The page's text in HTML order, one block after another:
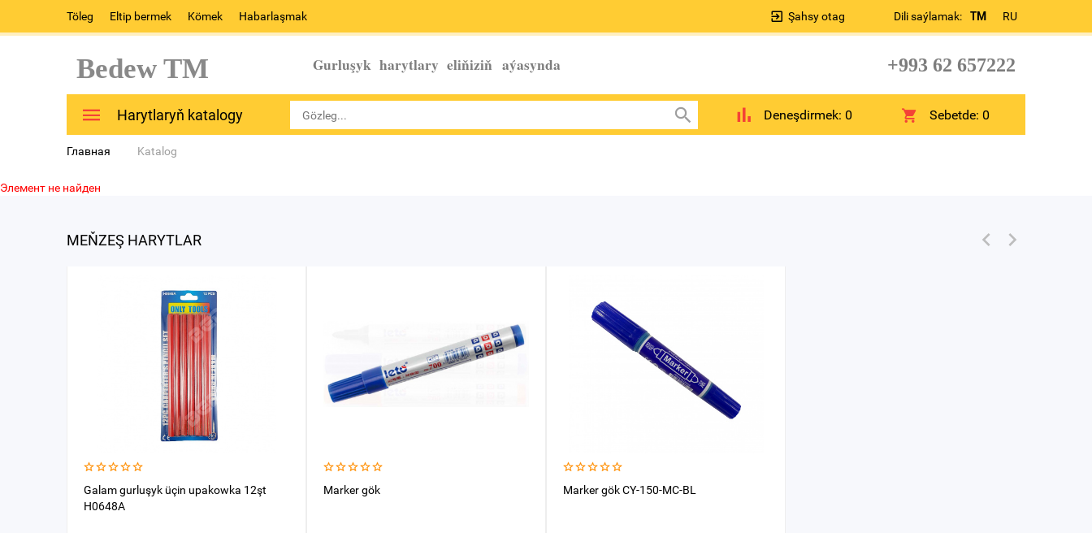
Töleg Eltip bermek Kömek Habarlaşmak Dili saýlamak: TM RU
Şahsy otag
Bedew TM Gurluşyk harytlary eliňiziň aýasynda +993 62 657222
Harytlaryň katalogy Deneşdirmek: 0 Sebetde:0
Главная Katalog
Элемент не найден
MEŇZEŞ HARYTLAR
Galam gurluşyk üçin upakowka 12şt
H0648A
Marker gök Marker gök CY-150-MC-BL